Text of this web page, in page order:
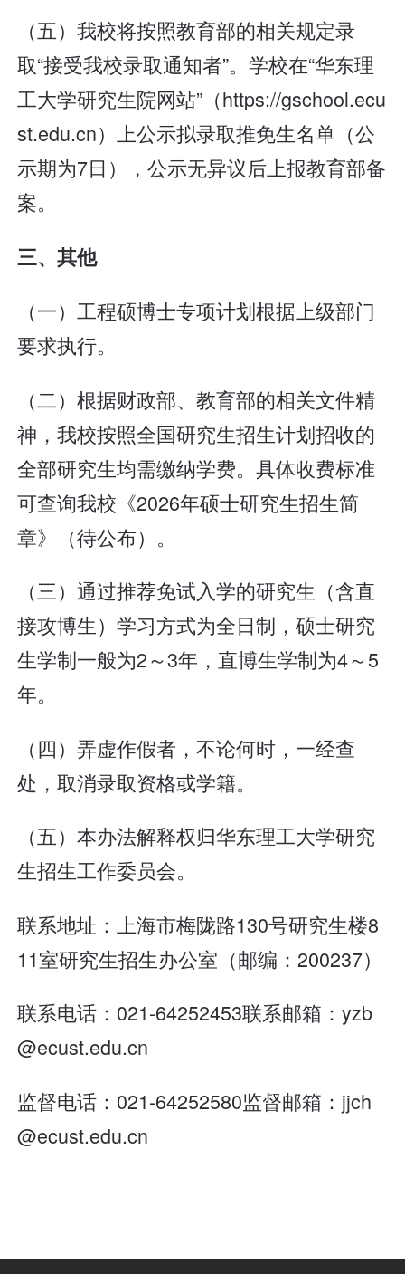
（五）我校将按照教育部的相关规定录
取“接受我校录取通知者”。学校在“华东理
工大学研究生院网站”（https://gschool.ecu
st.edu.cn）上公示拟录取推免生名单（公
示期为7日），公示无异议后上报教育部备
案。
三、其他
（一）工程硕博士专项计划根据上级部门
要求执行。
（二）根据财政部、教育部的相关文件精
神，我校按照全国研究生招生计划招收的
全部研究生均需缴纳学费。具体收费标准
可查询我校《2026年硕士研究生招生简
章》（待公布）。
（三）通过推荐免试入学的研究生（含直
接攻博生）学习方式为全日制，硕士研究
生学制一般为2～3年，直博生学制为4～5
年。
（四）弄虚作假者，不论何时，一经查
处，取消录取资格或学籍。
（五）本办法解释权归华东理工大学研究
生招生工作委员会。
联系地址：上海市梅陇路130号研究生楼8
11室研究生招生办公室（邮编：200237）
联系电话：021-64252453联系邮箱：yzb
@ecust.edu.cn
监督电话：021-64252580监督邮箱：jjch
@ecust.edu.cn